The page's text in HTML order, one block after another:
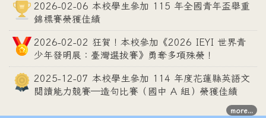
2026-02-06 本校學生參加 115 年全國青年盃舉重
錦標賽榮獲佳績
2026-02-02 狂賀！本校參加《2026 IEYI 世界青
少年發明展：臺灣選拔賽》勇奪多項殊榮！
2025-12-07 本校學生參加 114 年度花蓮縣英語文
閱讀能力競賽—造句比賽（國中 A 組）榮獲佳績
more...